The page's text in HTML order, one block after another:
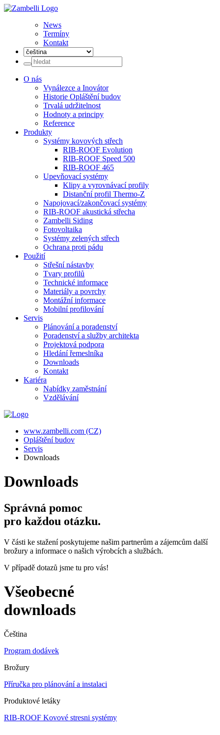
News
Termíny
Kontakt
O nás
Vynálezce a Inovátor
Historie Opláštění budov
Trvalá udržitelnost
Hodnoty a principy
Reference
Produkty
Systémy kovových střech
RIB-ROOF Evolution
RIB-ROOF Speed 500
RIB-ROOF 465
Upevňovací systémy
Klipy a vyrovnávací profily
Distanční profil Thermo-Z
Napojovací/zakončovací systémy
RIB-ROOF akustická střecha
Zambelli Siding
Fotovoltaika
Systémy zelených střech
Ochrana proti pádu
Použití
Střešní nástavby
Tvary profilů
Technické informace
Materiály a povrchy
Montážní informace
Mobilní profilování
Servis
Plánování a poradenství
Poradenství a služby architekta
Projektová podpora
Hledání řemeslníka
Downloads
Kontakt
Kariéra
Nabídky zaměstnání
Vzdělávání
www.zambelli.com (CZ)
Opláštění budov
Servis
Downloads
Downloads
Správná pomoc
pro každou otázku.
V části ke stažení poskytujeme našim partnerům a zájemcům další
brožury a informace o našich výrobcích a službách.
V případě dotazů jsme tu pro vás!
Všeobecné
downloads
Čeština
Program dodávek
Brožury
Příručka pro plánování a instalaci
Produktové letáky
RIB-ROOF Kovové stresni systémy